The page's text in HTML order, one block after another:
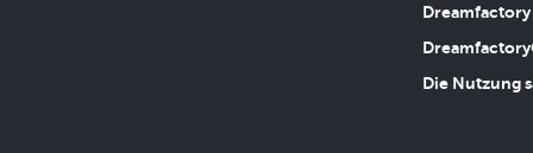
Die Nutzung